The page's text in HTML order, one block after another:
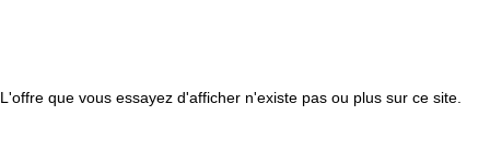
L'offre que vous essayez d'afficher n'existe pas ou plus sur ce site.